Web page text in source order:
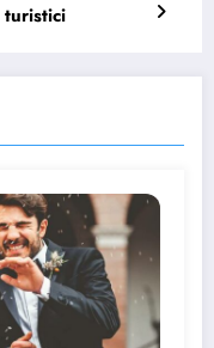
turistici